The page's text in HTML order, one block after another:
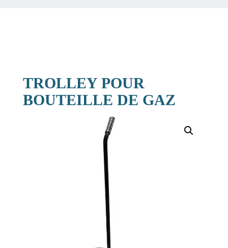
TROLLEY POUR
BOUTEILLE DE GAZ